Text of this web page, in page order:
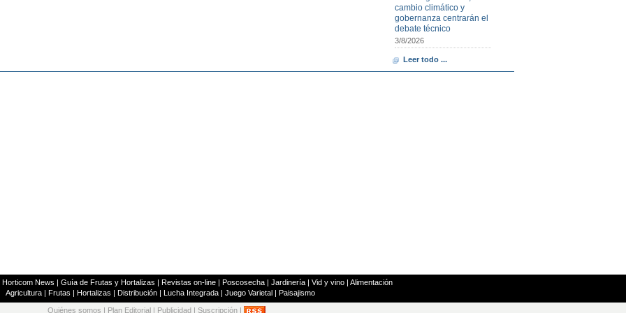
cambio climático y
gobernanza centrarán el
debate técnico
3/8/2026
Leer todo ...
Horticom News | Guía de Frutas y Hortalizas | Revistas on-line| Poscosecha| Jardinería| Vid y vino| Alimentación
Agricultura| Frutas | Hortalizas | Distribución| Lucha Integrada| Juego Varietal| Paisajismo
Quiénes somos Plan Editorial Publicidad Suscripción